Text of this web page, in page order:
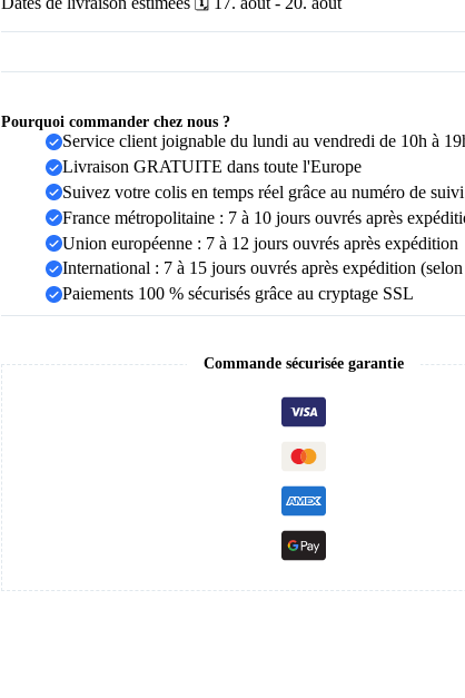
dentaire
Pourquoi commander chez nous ?
Service client joignable du lundi au vendredi de 10h à
Livraison GRATUITE dans toute l'Europe
Suivez votre colis en temps réel grâce au numéro de
France métropolitaine : 7 à 10 jours ouvrés après
Union européenne : 7 à 12 jours ouvrés après expédition
International : 7 à 15 jours ouvrés après expédition
Paiements 100 % sécurisés grâce au cryptage SSL
Commande sécurisée garantie